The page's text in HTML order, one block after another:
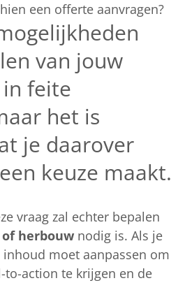
een offerte aanvragen?
van jouw
feite
het is
je daarover
keuze maakt.
vraag zal echter bepalen
herbouw nodig is. Als je
moet aanpassen om
to-action te krijgen en de